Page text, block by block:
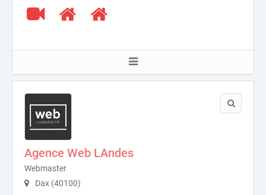
Agence Web LAndes
Webmaster
Dax (40100)